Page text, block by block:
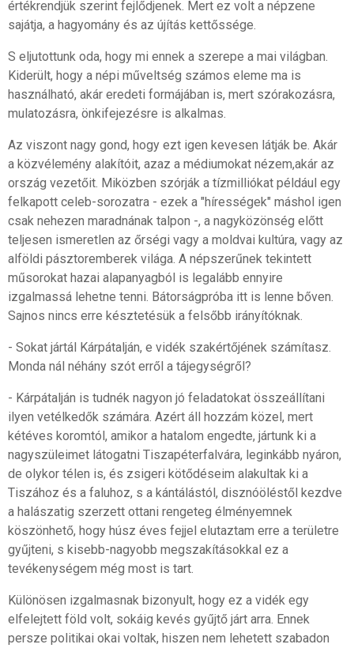
értékrendjük szerint fejlődjenek. Mert ez volt a népzene
sajátja, a hagyomány és az újítás kettőssége.
S eljutottunk oda, hogy mi ennek a szerepe a mai világban.
Kiderült, hogy a népi műveltség számos eleme ma is
használható, akár eredeti formájában is, mert szórakozásra,
mulatozásra, önkifejezésre is alkalmas.
Az viszont nagy gond, hogy ezt igen kevesen látják be. Akár
a közvélemény alakítóit, azaz a médiumokat nézem,akár az
ország vezetőit. Miközben szórják a tízmilliókat például egy
felkapott celeb-sorozatra - ezek a "hírességek" máshol igen
csak nehezen maradnának talpon -, a nagyközönség előtt
teljesen ismeretlen az őrségi vagy a moldvai kultúra, vagy az
alföldi pásztoremberek világa. A népszerűnek tekintett
műsorokat hazai alapanyagból is legalább ennyire
izgalmassá lehetne tenni. Bátorságpróba itt is lenne bőven.
Sajnos nincs erre késztetésük a felsőbb irányítóknak.
- Sokat jártál Kárpátalján, e vidék szakértőjének számítasz.
Monda nál néhány szót erről a tájegységről?
- Kárpátalján is tudnék nagyon jó feladatokat összeállítani
ilyen vetélkedők számára. Azért áll hozzám közel, mert
kétéves koromtól, amikor a hatalom engedte, jártunk ki a
nagyszüleimet látogatni Tiszapéterfalvára, leginkább nyáron,
de olykor télen is, és zsigeri kötődéseim alakultak ki a
Tiszához és a faluhoz, s a kántálástól, disznóöléstől kezdve
a halászatig szerzett ottani rengeteg élményemnek
köszönhető, hogy húsz éves fejjel elutaztam erre a területre
gyűjteni, s kisebb-nagyobb megszakításokkal ez a
tevékenységem még most is tart.
Különösen izgalmasnak bizonyult, hogy ez a vidék egy
elfelejtett föld volt, sokáig kevés gyűjtő járt arra. Ennek
persze politikai okai voltak, hiszen nem lehetett szabadon